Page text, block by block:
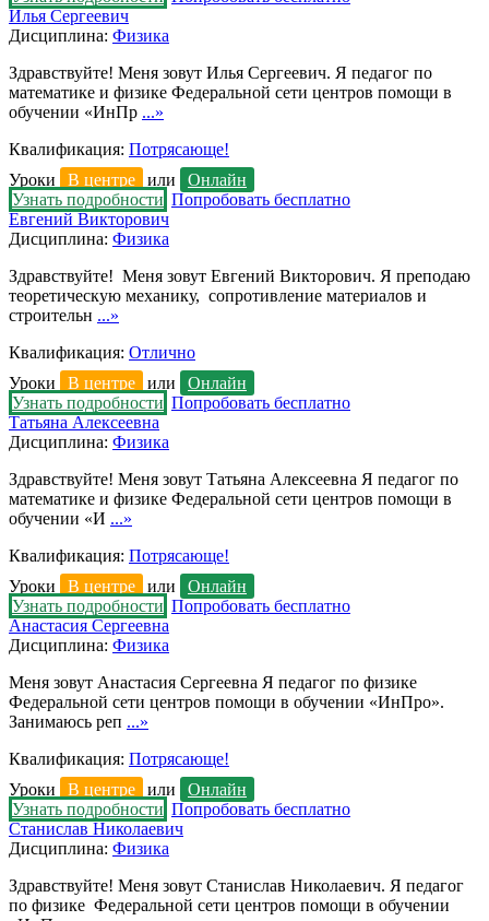
Илья Сергеевич
Дисциплина: Физика
Здравствуйте! Меня зовут Илья Сергеевич. Я педагог по
математике и физике Федеральной сети центров помощи в
обучении «ИнПр ...»
Квалификация: Потрясающе!
Уроки
В центре или
Онлайн
Узнать подробности Попробовать бесплатно
Евгений Викторович
Дисциплина: Физика
Здравствуйте! Меня зовут Евгений Викторович. Я преподаю
теоретическую механику, сопротивление материалов и
строительн ...»
Квалификация: Отлично
Уроки
В центре или
Онлайн
Узнать подробности Попробовать бесплатно
Татьяна Алексеевна
Дисциплина: Физика
Здравствуйте! Меня зовут Татьяна Алексеевна Я педагог по
математике и физике Федеральной сети центров помощи в
обучении «И ...»
Квалификация: Потрясающе!
Уроки
В центре или
Онлайн
Узнать подробности Попробовать бесплатно
Анастасия Сергеевна
Дисциплина: Физика
Меня зовут Анастасия Сергеевна Я педагог по физике
Федеральной сети центров помощи в обучении «ИнПро».
Занимаюсь реп ...»
Квалификация: Потрясающе!
Уроки
В центре или
Онлайн
Узнать подробности Попробовать бесплатно
Станислав Николаевич
Дисциплина: Физика
Здравствуйте! Меня зовут Станислав Николаевич. Я педагог
по физике Федеральной сети центров помощи в обучении